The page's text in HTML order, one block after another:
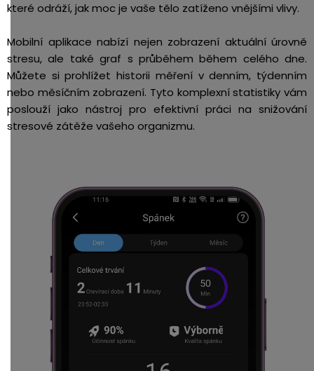
které odráží, jak moc je vaše tělo zatíženo vnějšími vlivy.
Mobilní aplikace nabízí nejen zobrazení aktuální úrovně
stresu, ale také graf s průběhem během celého dne.
Můžete si prohlížet historii měření v denním, týdenním
nebo měsíčním zobrazení. Tyto komplexní statistiky vám
poslouží jako nástroj pro efektivní práci na snižování
stresové zátěže vašeho organizmu.